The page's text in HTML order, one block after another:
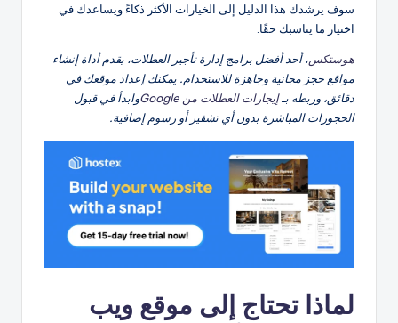
سوف يرشدك هذا الدليل إلى الخيارات الأكثر ذكاءً ويساعدك في
اختيار ما يناسبك حقًا.
هوستكس، أحد أفضل برامج إدارة تأجير العطلات، يقدم أداة إنشاء
مواقع حجز مجانية وجاهزة للاستخدام. يمكنك إعداد موقعك في
دقائق، وربطه بـإيجارات العطلات من Google
وابدأ في قبول
الحجوزات المباشرة بدون أي تشفير أو رسوم إضافية.
لماذا تحتاج إلى موقع ويب